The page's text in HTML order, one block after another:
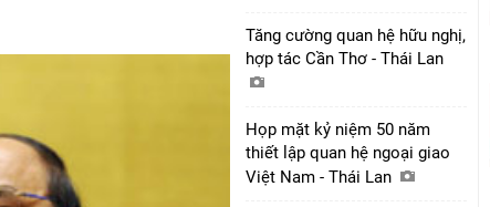
Tăng cường quan hệ hữu nghị,
hợp tác Cần Thơ - Thái Lan
Họp mặt kỷ niệm 50 năm
thiết lập quan hệ ngoại giao
Việt Nam - Thái Lan